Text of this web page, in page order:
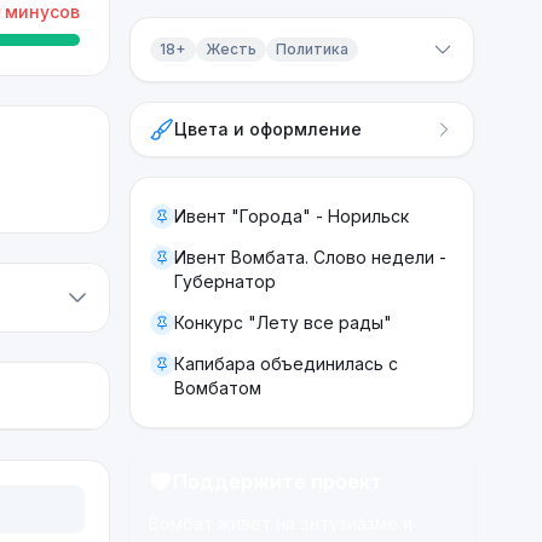
минусов
18+ Жесть Политика
ЖестьЦвета и оформление
Ивент "Города" - Норильск
Ивент Вомбата. Слово недели -
Губернатор
Конкурс "Лету все рады"
Капибара объединилась с
Вомбатом